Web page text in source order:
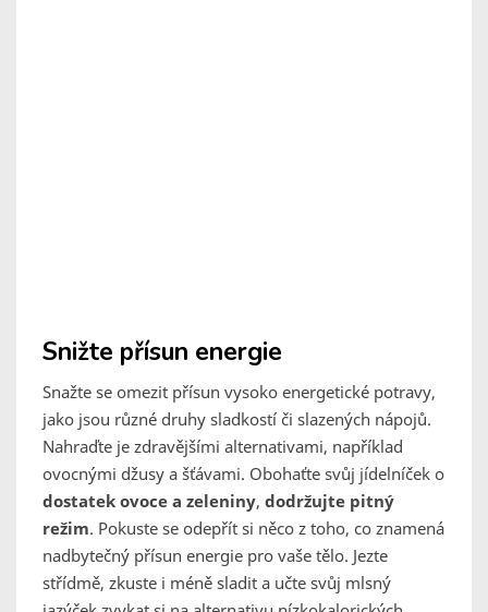
Snižte přísun energie
Snažte se omezit přísun vysoko energetické potravy,
jako jsou různé druhy sladkostí či slazených nápojů.
Nahraďte je zdravějšími alternativami, například
ovocnými džusy a šťávami. Obohaťte svůj jídelníček o
dostatek ovoce a zeleniny, dodržujte pitný
režim. Pokuste se odepřít si něco z toho, co znamená
nadbytečný přísun energie pro vaše tělo. Jezte
střídmě, zkuste i méně sladit a učte svůj mlsný